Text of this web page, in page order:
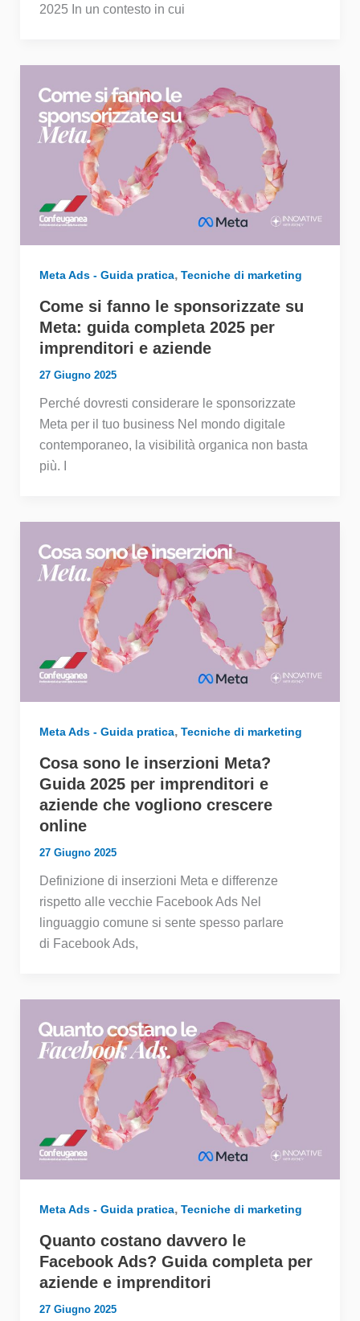
2025 In un contesto in cui
Meta Ads - Guida pratica, Tecniche di marketing
Come si fanno le sponsorizzate su
Meta: guida completa 2025 per
imprenditori e aziende
27 Giugno 2025
Perché dovresti considerare le sponsorizzate
Meta per il tuo business Nel mondo digitale
contemporaneo, la visibilità organica non basta
più. I
Meta Ads - Guida pratica, Tecniche di marketing
Cosa sono le inserzioni Meta?
Guida 2025 per imprenditori e
aziende che vogliono crescere
online
27 Giugno 2025
Definizione di inserzioni Meta e differenze
rispetto alle vecchie Facebook Ads Nel
linguaggio comune si sente spesso parlare
di Facebook Ads,
Meta Ads - Guida pratica, Tecniche di marketing
Quanto costano davvero le
Facebook Ads? Guida completa per
aziende e imprenditori
27 Giugno 2025